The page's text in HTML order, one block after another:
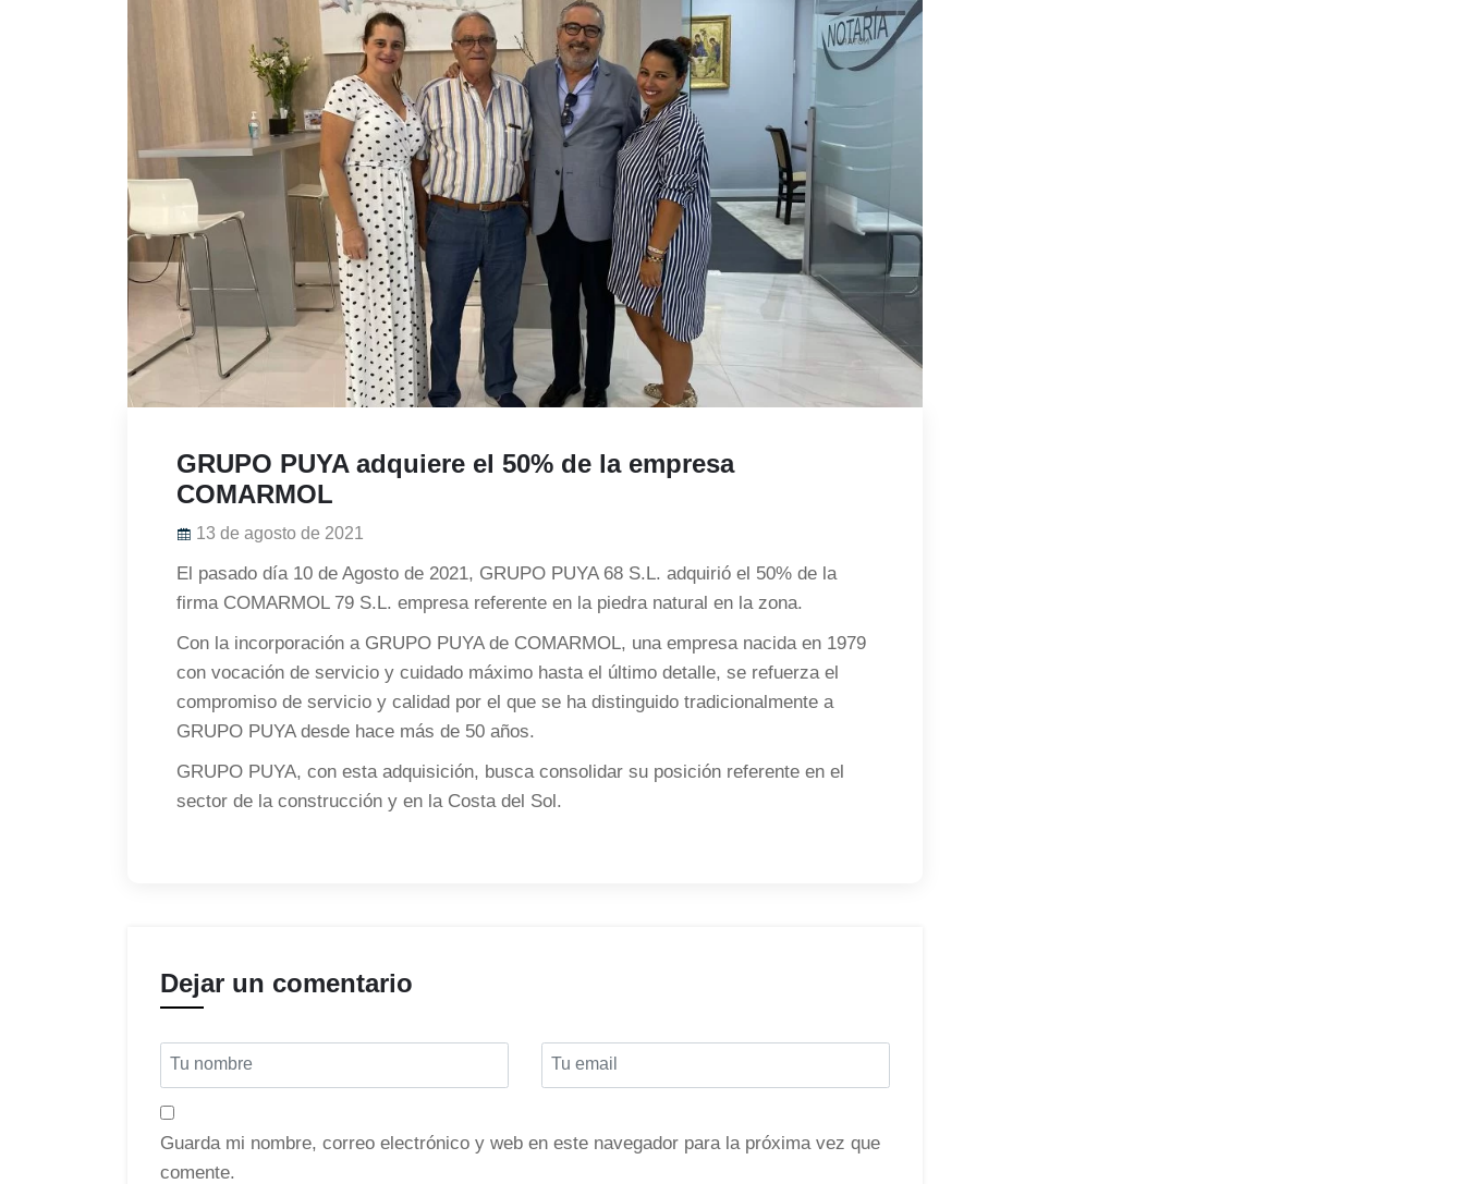
GRUPO PUYA adquiere el 50% de la empresa
COMARMOL
13 de agosto de 2021
El pasado día 10 de Agosto de 2021, GRUPO PUYA 68 S.L. adquirió el 50% de la
firma COMARMOL 79 S.L. empresa referente en la piedra natural en la zona.
Con la incorporación a GRUPO PUYA de COMARMOL, una empresa nacida en 1979
con vocación de servicio y cuidado máximo hasta el último detalle, se refuerza el
compromiso de servicio y calidad por el que se ha distinguido tradicionalmente a
GRUPO PUYA desde hace más de 50 años.
GRUPO PUYA, con esta adquisición, busca consolidar su posición referente en el
sector de la construcción y en la Costa del Sol.
Dejar un comentario
Guarda mi nombre, correo electrónico y web en este navegador para la próxima vez que
comente.